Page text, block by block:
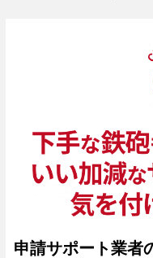
申請サポート業者